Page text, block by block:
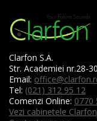
Clarfon S.A.
Str. Academiei nr.28-
Email:
Tel: (021) 312 95 12
Comenzi Online: 0770
Vezi cabinetele Clarfon